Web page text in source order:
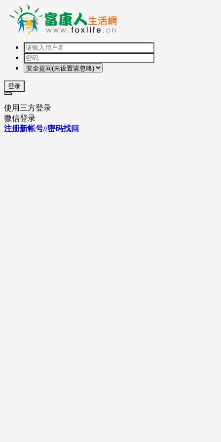
登录
使用三方登录
微信登录
注册新帐号//密码找回